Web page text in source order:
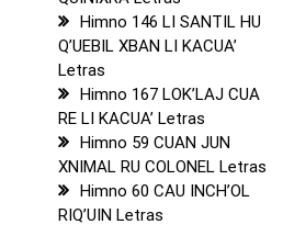
Himno 146 LI SANTIL HU
Q’UEBIL XBAN LI KACUA’
Letras
Himno 167 LOK’LAJ CUA
RE LI KACUA’ Letras
Himno 59 CUAN JUN
XNIMAL RU COLONEL Letras
Himno 60 CAU INCH’OL
RIQ’UIN Letras